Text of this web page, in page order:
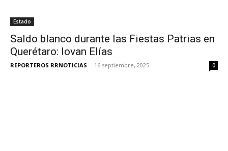
Estado
Saldo blanco durante las Fiestas Patrias en
Querétaro: Iovan Elías
REPORTEROS RRNOTICIAS - 16 septiembre, 2025 0